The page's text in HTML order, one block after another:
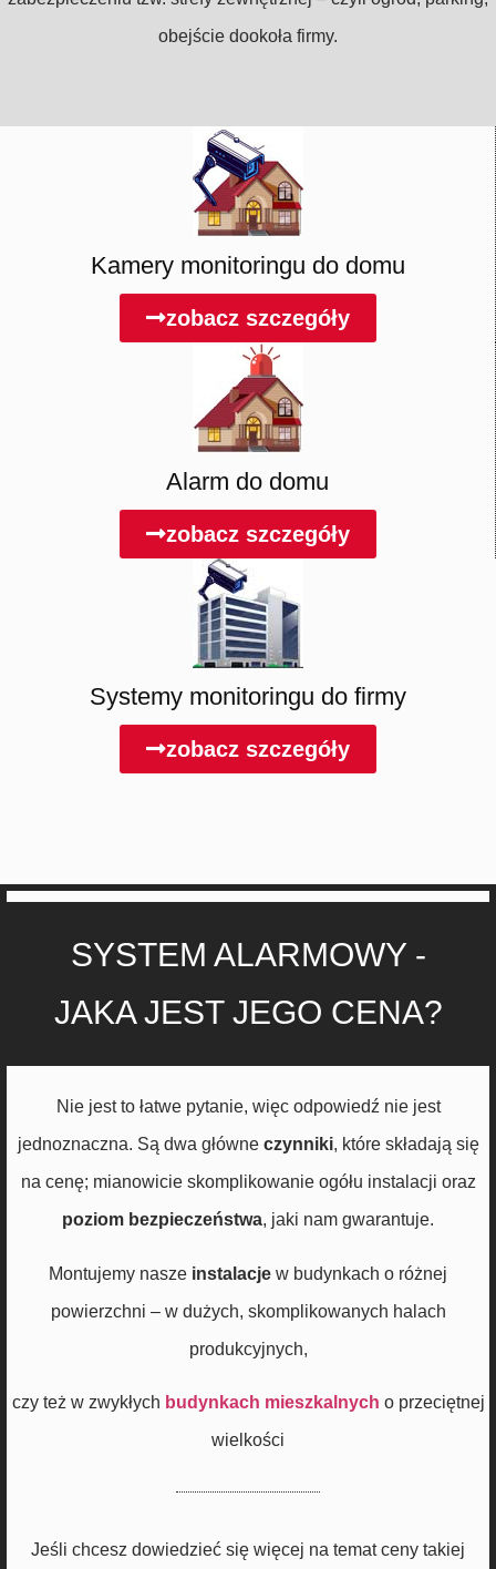
obejście dookoła firmy.
Kamery monitoringu do domu
zobacz szczegóły
Alarm do domu
zobacz szczegóły
Systemy monitoringu do firmy
zobacz szczegóły
SYSTEM ALARMOWY -
JAKA JEST JEGO CENA?
Nie jest to łatwe pytanie, więc odpowiedź nie jest
jednoznaczna. Są dwa główne czynniki, które składają się
na cenę; mianowicie skomplikowanie ogółu instalacji oraz
poziom bezpieczeństwa, jaki nam gwarantuje.
Montujemy nasze instalacje w budynkach o różnej
powierzchni – w dużych, skomplikowanych halach
produkcyjnych,
czy też w zwykłych budynkach mieszkalnych o przeciętnej
wielkości
Jeśli chcesz dowiedzieć się więcej na temat ceny takiej